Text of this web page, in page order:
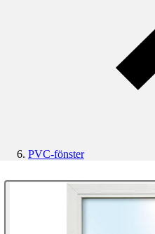
PVC-fönster